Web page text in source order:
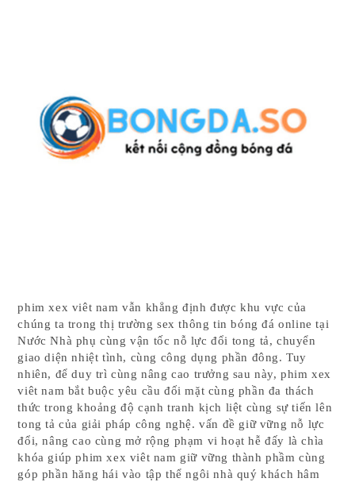
phim xex viêt nam vẫn khẳng định được khu vực của
chúng ta trong thị trường sex thông tin bóng đá online tại
Nước Nhà phụ cùng vận tốc nỗ lực đổi tong tả, chuyển
giao diện nhiệt tình, cùng công dụng phần đông. Tuy
nhiên, để duy trì cùng nâng cao trưởng sau này, phim xex
viêt nam bắt buộc yêu cầu đối mặt cùng phần đa thách
thức trong khoảng độ cạnh tranh kịch liệt cùng sự tiến lên
tong tả của giải pháp công nghệ. vấn đề giữ vững nỗ lực
đổi, nâng cao cùng mở rộng phạm vi hoạt hễ đấy là chìa
khóa giúp phim xex viêt nam giữ vững thành phầm cùng
góp phần hăng hái vào tập thể ngôi nhà quý khách hâm